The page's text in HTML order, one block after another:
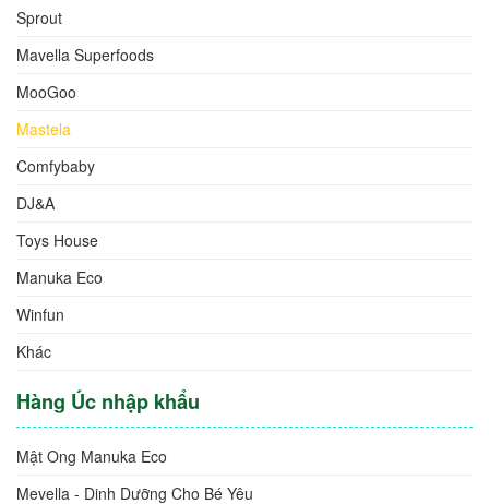
Thương hiệu
Sprout
Mavella Superfoods
MooGoo
Mastela
Comfybaby
DJ&A
Manuka Eco
Winfun
Khác